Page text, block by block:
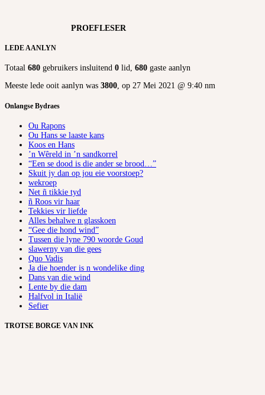
PROEFLESER
LEDE AANLYN
Totaal 680 gebruikers insluitend 0 lid, 680 gaste aanlyn
Meeste lede ooit aanlyn was 3800, op 27 Mei 2021 @ 9:40 nm
Onlangse Bydraes
Ou Rapons
Ou Hans se laaste kans
Koos en Hans
’n Wêreld in ’n sandkorrel
“Een se dood is die ander se brood…”
Skuit jy dan op jou eie voorstoep?
wekroep
Net ñ tikkie tyd
ñ Roos vir haar
Tekkies vir liefde
Alles behalwe n glasskoen
“Gee die hond wind”
Tussen die lyne 790 woorde Goud
slawerny van die gees
Quo Vadis
Ja die hoender is n wondelike ding
Dans van die wind
Lente by die dam
Halfvol in Italië
Sefier
TROTSE BORGE VAN INK